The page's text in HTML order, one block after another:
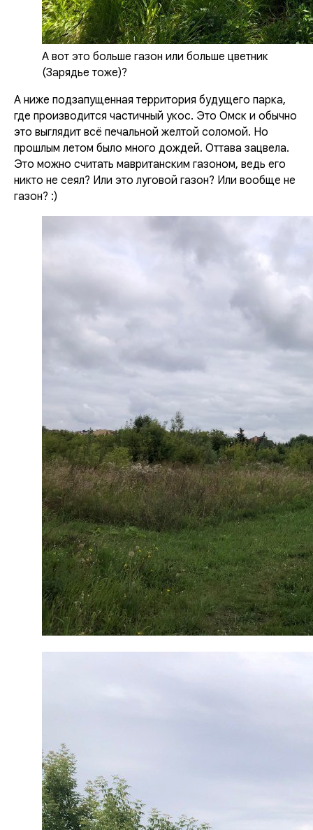
А вот это больше газон или больше цветник
(Зарядье тоже)?
А ниже подзапущенная территория будущего парка,
где производится частичный укос. Это Омск и обычно
это выглядит всё печальной желтой соломой. Но
прошлым летом было много дождей. Оттава зацвела.
Это можно считать мавританским газоном, ведь его
никто не сеял? Или это луговой газон? Или вообще не
газон? :)